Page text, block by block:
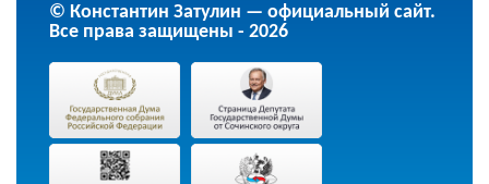
© Константин Затулин — официальный сайт.
Все права защищены - 2026